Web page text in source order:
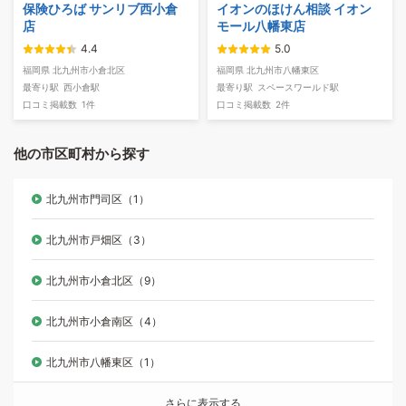
保険ひろば サンリブ西小倉
店
4.4
福岡県 北九州市小倉北区
最寄り駅 西小倉駅
口コミ掲載数 1件
イオンのほけん相談 イオン
モール八幡東店
5.0
福岡県 北九州市八幡東区
最寄り駅 スペースワールド駅
口コミ掲載数 2件
他の市区町村から探す
北九州市門司区（1）
北九州市戸畑区（3）
北九州市小倉北区（9）
北九州市小倉南区（4）
北九州市八幡東区（1）